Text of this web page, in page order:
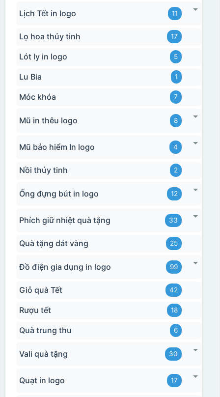
Lịch Tết in logo 11
Lọ hoa thủy tinh 17
Lót ly in logo 5
Lu Bia 1
Móc khóa 7
Mũ in thêu logo 8
Mũ bảo hiểm In logo 4
Nồi thủy tinh 2
Ống đựng bút in logo 12
Phích giữ nhiệt quà tặng 33
Quà tặng dát vàng 25
Đồ điện gia dụng in logo 99
Giỏ quà Tết 42
Rượu tết 18
Quà trung thu 6
Vali quà tặng 30
Quạt in logo 17